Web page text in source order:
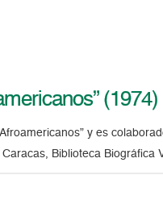
(1974)
y es
Biblioteca Biográfica